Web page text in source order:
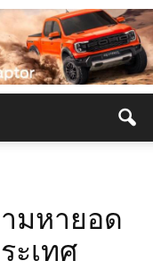
มหายอด
ะเทศ